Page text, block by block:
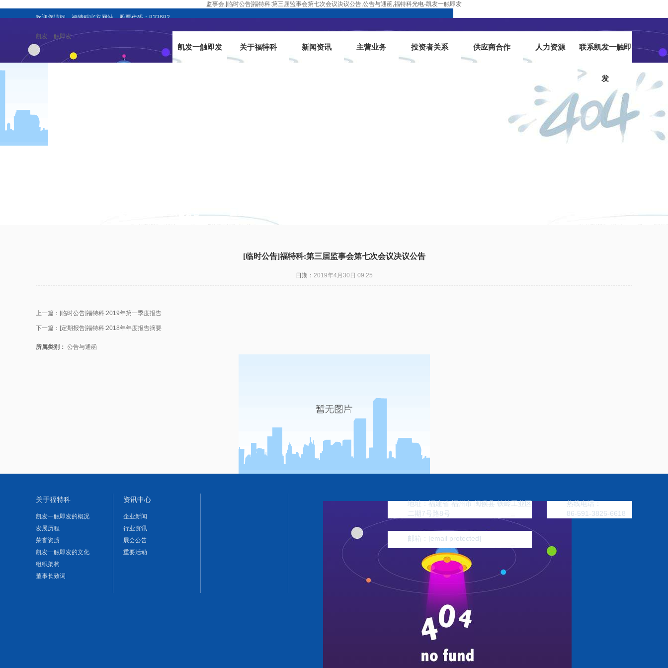
监事会,[临时公告]福特科:第三届监事会第七次会议决议公告,公告与通函,福特科光电-凯发一触即发
欢迎您访问，福特科官方网站，股票代码：833682
凯发一触即发|
凯发一触即发
凯发一触即发 关于福特科 新闻资讯 主营业务 投资者关系 供应商合作 人力资源 联系凯发一触即
发
[临时公告]福特科:第三届监事会第七次会议决议公告
日期： 2019年4月30日 09:25
上一篇： [临时公告]福特科:2019年第一季度报告
下一篇： [定期报告]福特科:2018年年度报告摘要
所属类别： 公告与通函
关于福特科
凯发一触即发的概况
发展历程
荣誉资质
凯发一触即发的文化
组织架构
董事长致词
资讯中心
企业新闻
行业资讯
展会公告
重要活动
地址：福建省 福州市 闽侯县 铁岭工业区
二期7号路8号
热线电话：
86-591-3826-6618
邮箱： [email protected]